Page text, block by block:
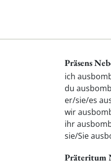
Präsens
ich
du ausbomb
er/sie/es
wir
ihr
sie/Sie
Präteritum